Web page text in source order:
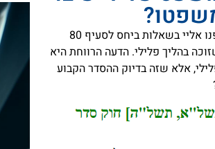
, פנו אליי בשאלות ביחס לסעיף 80
בהליך פלילי. הדעה הרווחת היא
אלא שזה בדיוק ההסדר הקבוע